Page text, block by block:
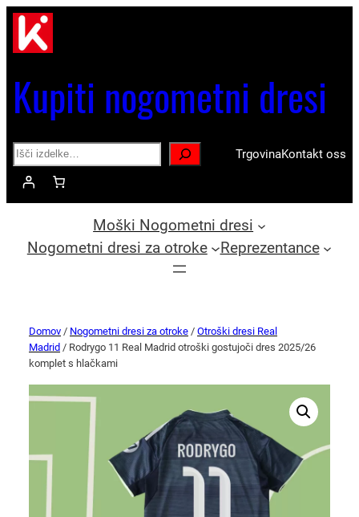
Kupiti nogometni dresi
Search TrgovinaKontakt oss
Moški Nogometni dresi
Nogometni dresi za otroke
Reprezentance
Domov / Nogometni dresi za otroke / Otroški dresi Real
Madrid / Rodrygo 11 Real Madrid otroški gostujoči dres 2025/26
komplet s hlačkami